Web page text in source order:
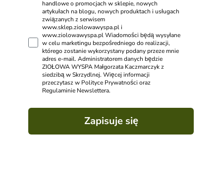
handlowe o promocjach w sklepie, nowych
artykułach na blogu, nowych produktach i usługach
związanych z serwisem
www.sklep.ziolowawyspa.pl i
www.ziolowawyspa.pl Wiadomości będą wysyłane
w celu marketingu bezpośredniego do realizacji,
którego zostanie wykorzystany podany przeze mnie
adres e-mail. Administratorem danych będzie
ZIOŁOWA WYSPA Małgorzata Kaczmarczyk z
siedzibą w Skrzydlnej. Więcej informacji
przeczytasz w Polityce Prywatności oraz
Regulaminie Newslettera.
Zapisuje się